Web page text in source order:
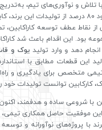
تلاش و نوآوری‌های تیم،
و اکنون حدود ۸۰ درصد از تولیدات
نقاط عطف توسعه کاراکابین،
بود. این اقدام باعث شد
انجام دهد و وارد تولید یوک و
این قطعات مطابق با
متخصص برای یادگیری و
کارکابین توانست تولیدات
با شروعی ساده و هدفمند،
موفقیت حاصل همکاری تیمی،
با پروژه‌های نوآورانه و